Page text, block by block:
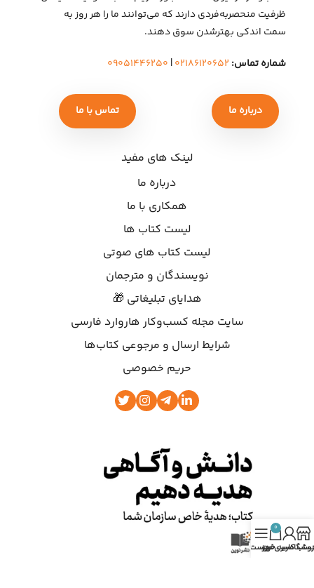
ظرفیت منحصربه‌فردی دارند که می‌توانند ما را هر روز به
سمت اندکی بهتر‌شدن سوق دهند.
شماره تماس: ۰۲۱۸۶۱۲۰۶۵۲| ۰۹۰۵۱۴۴۶۲۵۰
درباره ما تماس با ما
لینک های مفید
درباره ما
همکاری با ما
لیست کتاب ها
لیست کتاب های صوتی
نویسندگان و مترجمان
هدایای تبلیغاتی 🎁
سایت مجله کسب‌وکار هاروارد فارسی
شرایط ارسال و مرجوعی کتاب‌ها
حریم خصوصی
کاربری من
0
سبد خریدفهرست